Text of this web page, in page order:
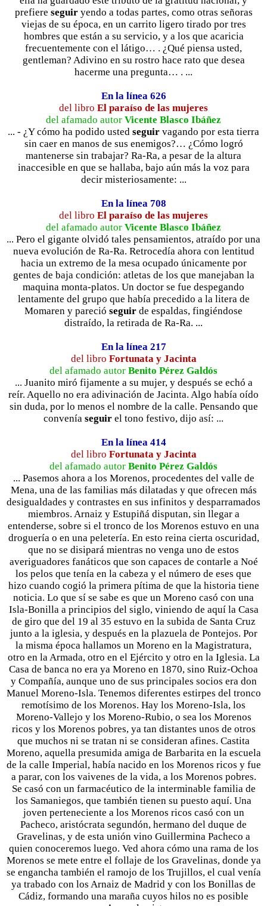
prefiere seguiryendo a todas partes, como otras señoras
viejas de su época, en un carrito ligero tirado por tres
hombres que están a su servicio, y a los que acaricia
frecuentemente con el látigo… . ¿Qué piensa usted,
gentleman? Adivino en su rostro hace rato que desea
hacerme una pregunta… . ...
En la línea 626
del libro El paraíso de las mujeres
del afamado autor Vicente Blasco Ibáñez
... - ¿Y cómo ha podido usted seguir vagando por esta tierra
sin caer en manos de sus enemigos?… ¿Cómo logró
mantenerse sin trabajar? Ra-Ra, a pesar de la altura
inaccesible en que se hallaba, bajo aún más la voz para
decir misteriosamente: ...
En la línea 708
del libro El paraíso de las mujeres
del afamado autor Vicente Blasco Ibáñez
... Pero el gigante olvidó tales pensamientos, atraído por una
nueva evolución de Ra-Ra. Retrocedía ahora con lentitud
hacia un extremo de la mesa ocupado únicamente por
gentes de baja condición: atletas de los que manejaban la
maquina monta-platos. Un doctor se fue despegando
lentamente del grupo que había precedido a la litera de
Momaren y pareció seguir de espaldas, fingiéndose
distraído, la retirada de Ra-Ra. ...
En la línea 217
del libro Fortunata y Jacinta
del afamado autor Benito Pérez Galdós
... Juanito miró fijamente a su mujer, y después se echó a
reír. Aquello no era adivinación de Jacinta. Algo había oído
sin duda, por lo menos el nombre de la calle. Pensando que
convenía seguir el tono festivo, dijo así: ...
En la línea 414
del libro Fortunata y Jacinta
del afamado autor Benito Pérez Galdós
... Pasemos ahora a los Morenos, procedentes del valle de
Mena, una de las familias más dilatadas y que ofrecen más
desigualdades y contrastes en sus infinitos y desparramados
miembros. Arnaiz y Estupiñá disputan, sin llegar a
entenderse, sobre si el tronco de los Morenos estuvo en una
droguería o en una peletería. En esto reina cierta oscuridad,
que no se disipará mientras no venga uno de estos
averiguadores fanáticos que son capaces de contarle a Noé
los pelos que tenía en la cabeza y el número de eses que
hizo cuando cogió la primera pítima de que la historia tiene
noticia. Lo que sí se sabe es que un Moreno casó con una
Isla-Bonilla a principios del siglo, viniendo de aquí la Casa
de giro que del 19 al 35 estuvo en la subida de Santa Cruz
junto a la iglesia, y después en la plazuela de Pontejos. Por
la misma época hallamos un Moreno en la Magistratura,
otro en la Armada, otro en el Ejército y otro en la Iglesia. La
Casa de banca no era ya Moreno en 1870, sino Ruiz-Ochoa
y Compañía, aunque uno de sus principales socios era don
Manuel Moreno-Isla. Tenemos diferentes estirpes del tronco
remotísimo de los Morenos. Hay los Moreno-Isla, los
Moreno-Vallejo y los Moreno-Rubio, o sea los Morenos
ricos y los Morenos pobres, ya tan distantes unos de otros
que muchos ni se tratan ni se consideran afines. Castita
Moreno, aquella presumida amiga de Barbarita en la escuela
de la calle Imperial, había nacido en los Morenos ricos y fue
a parar, con los vaivenes de la vida, a los Morenos pobres.
Se casó con un farmacéutico de la interminable familia de
los Samaniegos, que también tienen su puesto aquí. Una
joven perteneciente a los Morenos ricos casó con un
Pacheco, aristócrata segundón, hermano del duque de
Gravelinas, y de esta unión vino Guillermina Pacheco a
quien conoceremos luego. Ved ahora cómo una rama de los
Morenos se mete entre el follaje de los Gravelinas, donde ya
se engancha también el ramojo de los Trujillos, el cual venía
ya trabado con los Arnaiz de Madrid y con los Bonillas de
Cádiz, formando una maraña cuyos hilos no es posible